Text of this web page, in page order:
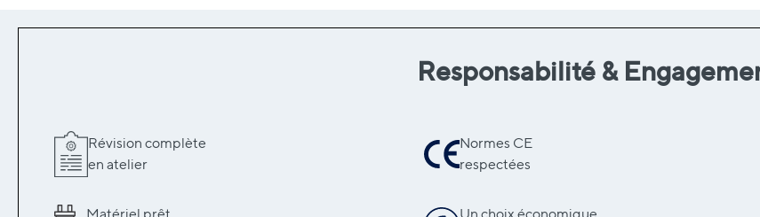
Responsabilité &
Révision complète
en atelier
Normes CE
respectées